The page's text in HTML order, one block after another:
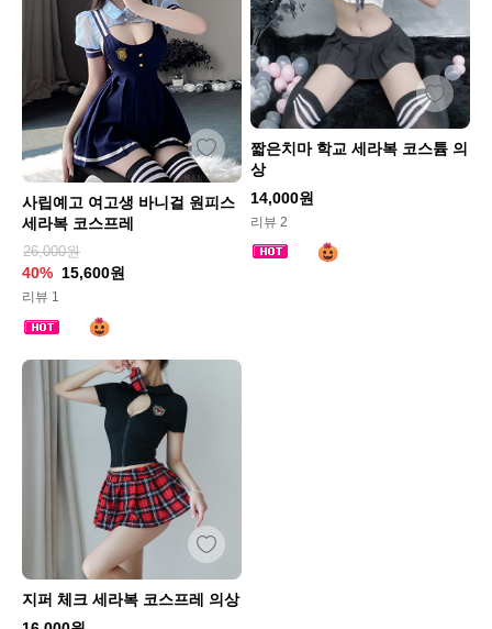
사립예고 여고생 바니걸 원피스
세라복 코스프레
26,000원
40% 15,600원
리뷰 1
짧은치마 학교 세라복 코스튬 의
상
14,000원
리뷰 2
지퍼 체크 세라복 코스프레 의상